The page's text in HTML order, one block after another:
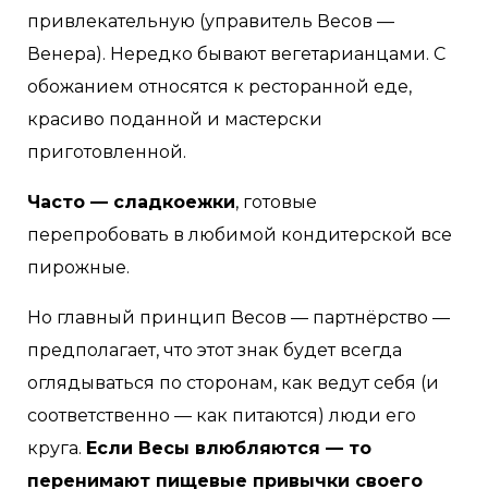
привлекательную (управитель Весов —
Венера). Нередко бывают вегетарианцами. С
обожанием относятся к ресторанной еде,
красиво поданной и мастерски
приготовленной.
Часто — сладкоежки, готовые
перепробовать в любимой кондитерской все
пирожные.
Но главный принцип Весов — партнёрство —
предполагает, что этот знак будет всегда
оглядываться по сторонам, как ведут себя (и
соответственно — как питаются) люди его
круга. Если Весы влюбляются — то
перенимают пищевые привычки своего